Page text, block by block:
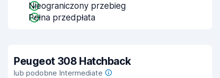
Nieograniczony przebieg
Pełna przedpłata
Peugeot 308 Hatchback
lub podobne Intermediate